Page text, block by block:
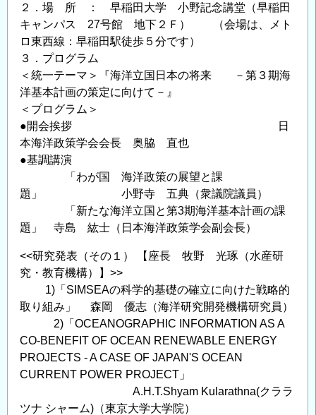
２．場 所 ： 早稲田大学 小野記念講堂（早稲田
キャンパス 27号館 地下２Ｆ） （会場は、メト
ロ東西線：早稲田駅徒歩５分です）
３．プログラム
＜統一テーマ＞『海洋立国日本の将来 －第３期海
洋基本計画の策定に向けて－』
＜プログラム＞
●開会挨拶 日
本海洋政策学会会長 奥脇 直也
●基調講演
「わが国 海洋政策の展望と課
題」 小野寺 五典（衆議院議員）
「新たな海洋立国と第3期海洋基本計画の課
題」 寺島 紘士（日本海洋政策学会副会長）
<<研究発表（その１） 【座長 牧野 光琢（水産研
究・教育機構）】>>
1)「SIMSEAの科学的基礎の確立に向けた戦略的
取り組み」 森岡 優志（海洋研究開発機構研究員）
2)「OCEANOGRAPHIC INFORMATION AS A
CO-BENEFIT OF OCEAN RENEWABLE ENERGY
PROJECTS - A CASE OF JAPAN'S OCEAN
CURRENT POWER PROJECT」
A.H.T.Shyam Kularathna(クララ
ツナ シャーム)（東京大学大学院）